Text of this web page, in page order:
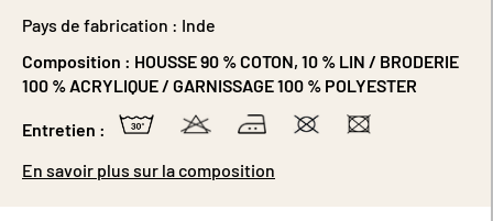
Pays de fabrication : Inde
Composition : HOUSSE 90 % COTON, 10 % LIN / BRODERIE
100 % ACRYLIQUE / GARNISSAGE 100 % POLYESTER
Entretien :
En savoir plus sur la composition